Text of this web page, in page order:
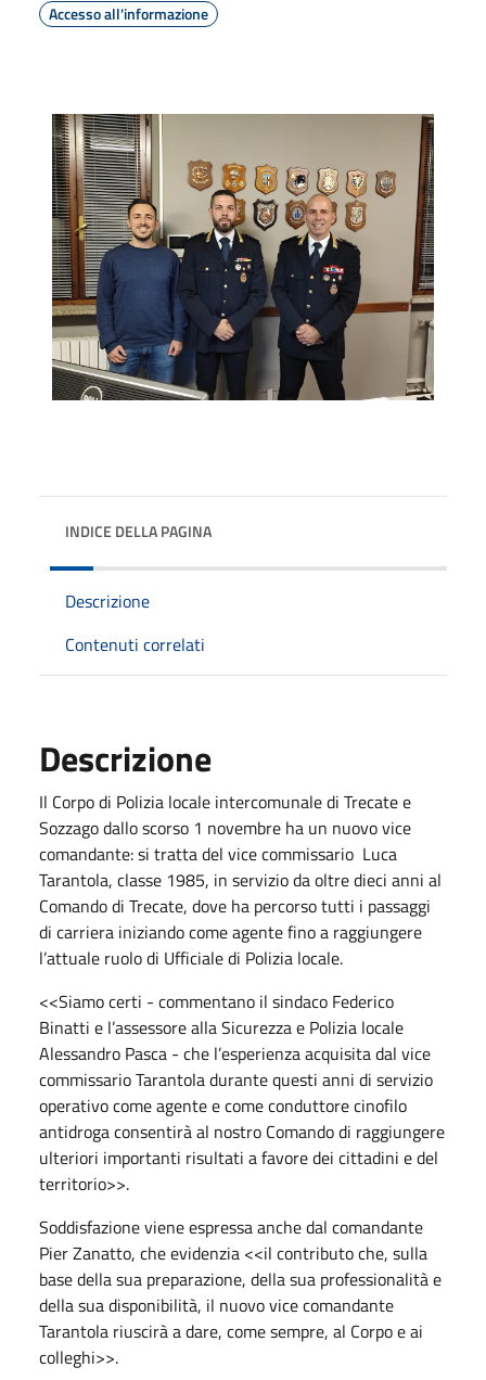
Accesso all'informazione
INDICE DELLA PAGINA
Descrizione
Contenuti correlati
Descrizione
Il Corpo di Polizia locale intercomunale di Trecate e
Sozzago dallo scorso 1 novembre ha un nuovo vice
comandante: si tratta del vice commissario Luca
Tarantola, classe 1985, in servizio da oltre dieci anni al
Comando di Trecate, dove ha percorso tutti i passaggi
di carriera iniziando come agente fino a raggiungere
l’attuale ruolo di Ufficiale di Polizia locale.
<<Siamo certi - commentano il sindaco Federico
Binatti e l’assessore alla Sicurezza e Polizia locale
Alessandro Pasca - che l’esperienza acquisita dal vice
commissario Tarantola durante questi anni di servizio
operativo come agente e come conduttore cinofilo
antidroga consentirà al nostro Comando di raggiungere
ulteriori importanti risultati a favore dei cittadini e del
territorio>>.
Soddisfazione viene espressa anche dal comandante
Pier Zanatto, che evidenzia <<il contributo che, sulla
base della sua preparazione, della sua professionalità e
della sua disponibilità, il nuovo vice comandante
Tarantola riuscirà a dare, come sempre, al Corpo e ai
colleghi>>.